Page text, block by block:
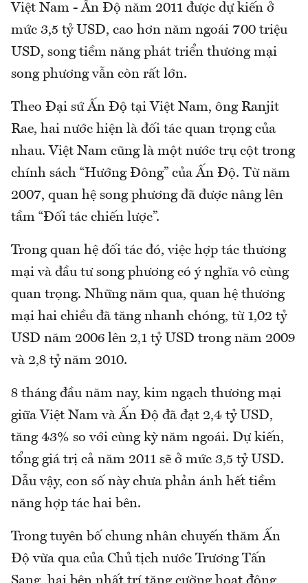
Việt Nam - Ấn Độ năm 2011 được dự kiến ở
mức 3,5 tỷ USD, cao hơn năm ngoái 700 triệu
USD, song tiềm năng phát triển thương mại
song phương vẫn còn rất lớn.
Theo Đại sứ Ấn Độ tại Việt Nam, ông Ranjit
Rae, hai nước hiện là đối tác quan trọng của
nhau. Việt Nam cũng là một nước trụ cột trong
chính sách “Hướng Đông” của Ấn Độ. Từ năm
2007, quan hệ song phương đã được nâng lên
tầm “Đối tác chiến lược”.
Trong quan hệ đối tác đó, việc hợp tác thương
mại và đầu tư song phương có ý nghĩa vô cùng
quan trọng. Những năm qua, quan hệ thương
mại hai chiều đã tăng nhanh chóng, từ 1,02 tỷ
USD năm 2006 lên 2,1 tỷ USD trong năm 2009
và 2,8 tỷ năm 2010.
8 tháng đầu năm nay, kim ngạch thương mại
giữa Việt Nam và Ấn Độ đã đạt 2,4 tỷ USD,
tăng 43% so với cùng kỳ năm ngoái. Dự kiến,
tổng giá trị cả năm 2011 sẽ ở mức 3,5 tỷ USD.
Dẫu vậy, con số này chưa phản ánh hết tiềm
năng hợp tác hai bên.
Trong tuyên bố chung nhân chuyến thăm Ấn
Độ vừa qua của Chủ tịch nước Trương Tấn